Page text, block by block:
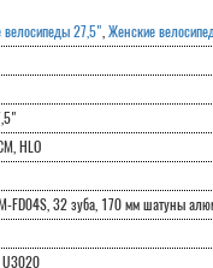
велосипеды 27,5" Женские
HLO
FD04S, 32 зуба, 170 мм шатуны
U3020